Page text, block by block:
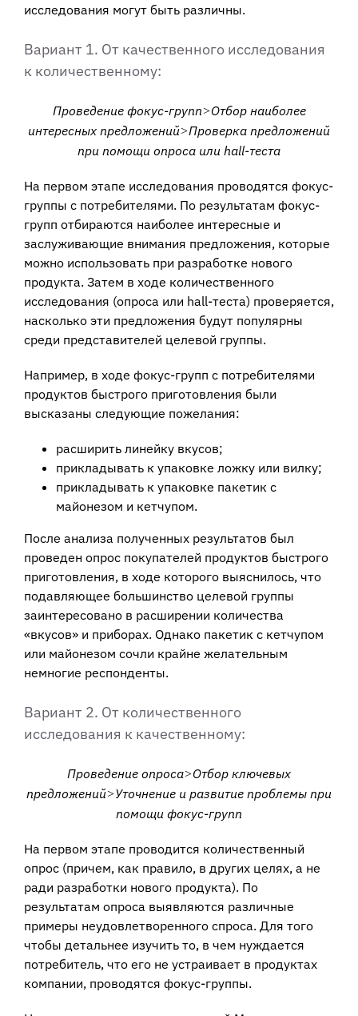
исследования могут быть различны.
Вариант 1. От качественного исследования
к количественному:
Проведение фокус-групп>Отбор наиболее
интересных предложений>Проверка предложений
при помощи опроса или hall-теста
На первом этапе исследования проводятся фокус-
группы с потребителями. По результатам фокус-
групп отбираются наиболее интересные и
заслуживающие внимания предложения, которые
можно использовать при разработке нового
продукта. Затем в ходе количественного
исследования (опроса или hall-теста) проверяется,
насколько эти предложения будут популярны
среди представителей целевой группы.
Например, в ходе фокус-групп с потребителями
продуктов быстрого приготовления были
высказаны следующие пожелания:
расширить линейку вкусов;
прикладывать к упаковке ложку или вилку;
прикладывать к упаковке пакетик с
майонезом и кетчупом.
После анализа полученных результатов был
проведен опрос покупателей продуктов быстрого
приготовления, в ходе которого выяснилось, что
подавляющее большинство целевой группы
заинтересовано в расширении количества
«вкусов» и приборах. Однако пакетик с кетчупом
или майонезом сочли крайне желательным
немногие респонденты.
Вариант 2. От количественного
исследования к качественному:
Проведение опроса>Отбор ключевых
предложений>Уточнение и развитие проблемы при
помощи фокус-групп
На первом этапе проводится количественный
опрос (причем, как правило, в других целях, а не
ради разработки нового продукта). По
результатам опроса выявляются различные
примеры неудовлетворенного спроса. Для того
чтобы детальнее изучить то, в чем нуждается
потребитель, что его не устраивает в продуктах
компании, проводятся фокус-группы.